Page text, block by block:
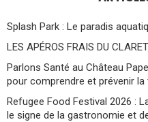
Splash Park : Le paradis
LES APÉROS FRAIS DU CLARET
Parlons Santé au Château
pour comprendre et prévenir
Refugee Food Festival 2026 :
le signe de la gastronomie et